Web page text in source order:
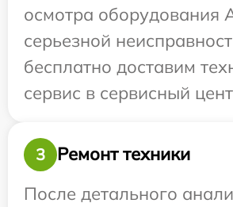
осмотра оборудования
серьезной
бесплатно доставим
сервис в сервисный
3
Ремонт техники
После детального